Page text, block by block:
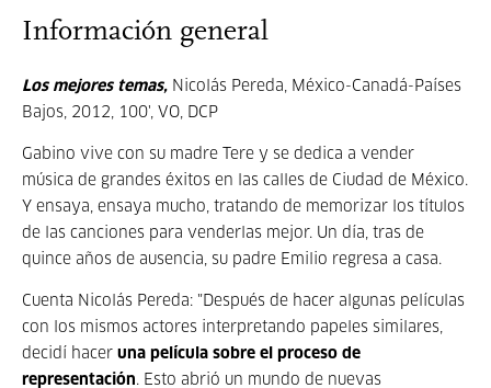
Información general
Los mejores temas, Nicolás Pereda, México-Canadá-Países
Bajos, 2012, 100', VO, DCP
Gabino vive con su madre Tere y se dedica a vender
música de grandes éxitos en las calles de Ciudad de México.
Y ensaya, ensaya mucho, tratando de memorizar los títulos
de las canciones para venderlas mejor. Un día, tras de
quince años de ausencia, su padre Emilio regresa a casa.
Cuenta Nicolás Pereda: "Después de hacer algunas películas
con los mismos actores interpretando papeles similares,
decidí hacer una película sobre el proceso de
representación. Esto abrió un mundo de nuevas